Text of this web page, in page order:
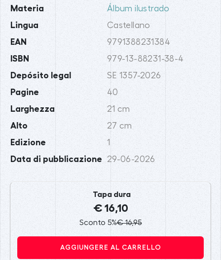
Materia Álbum ilustrado
Lingua Castellano
EAN 9791388231384
ISBN 979-13-88231-38-4
Depósito legal SE 1357-2026
Pagine 40
Larghezza 21 cm
Alto 27 cm
Edizione 1
Data di pubblicazione 29-06-2026
Tapa dura
€ 16,10
Sconto 5%€ 16,95
AGGIUNGERE AL CARRELLO